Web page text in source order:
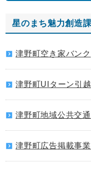
星のまち魅力創造
津野町空き家バンク
津野町UIターン引
津野町地域公共交
津野町広告掲載事